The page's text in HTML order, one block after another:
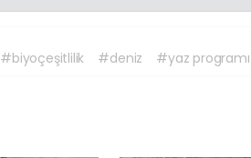
#biyoçeşitlilik #deniz #yaz programı